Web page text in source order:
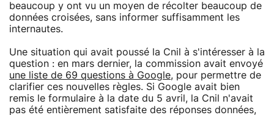
beaucoup y ont vu un moyen de récolter beaucoup de
données croisées, sans informer suffisamment les
internautes.
Une situation qui avait poussé la Cnil à s'intéresser à la
question : en mars dernier, la commission avait envoyé
une liste de 69 questions à Google, pour permettre de
clarifier ces nouvelles règles. Si Google avait bien
remis le formulaire à la date du 5 avril, la Cnil n'avait
pas été entièrement satisfaite des réponses données,